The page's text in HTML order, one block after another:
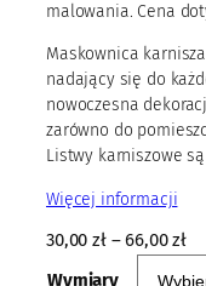
malowania. Cena
Maskownica
nadający się do
nowoczesna
zarówno do
Listwy karniszowe
Więcej informacji
30,00zł–66,00zł
Wymiary